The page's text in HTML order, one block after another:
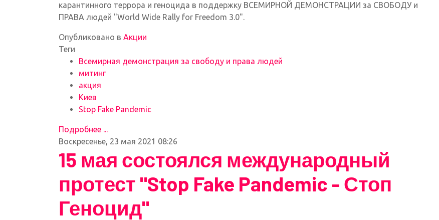
карантинного террора и геноцида в поддержку ВСЕМИРНОЙ ДЕМОНСТРАЦИИ за СВОБОДУ и
ПРАВА людей "World Wide Rally for Freedom 3.0".
Опубликовано в Акции
Теги
Всемирная демонстрация за свободу и права людей
митинг
акция
Киев
Stop Fake Pandemic
Подробнее ...
Воскресенье, 23 мая 2021 08:26
15 мая состоялся международный
протест "Stop Fake Pandemic - Стоп
Геноцид"